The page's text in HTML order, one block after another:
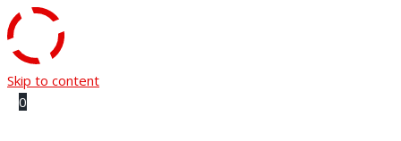
Skip to content
0